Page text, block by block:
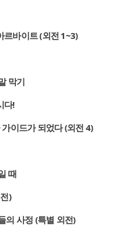
르바이트 (외전 1~3)
막기
다!
이드가 되었다 (외전 4)
때
)
의 사정 (특별 외전)